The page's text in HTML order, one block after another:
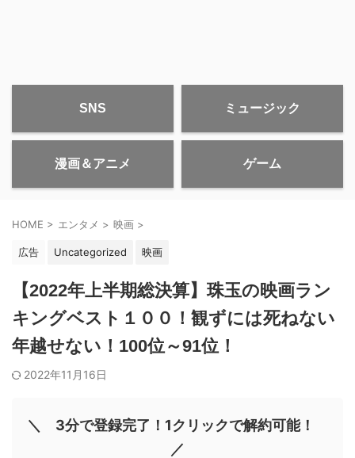
SNS ミュージック
漫画＆アニメ ゲーム
HOME > エンタメ > 映画 >
広告 Uncategorized 映画
【2022年上半期総決算】珠玉の映画ラン
キングベスト１００！観ずには死ねない
年越せない！100位～91位！
2022年11月16日
＼ 3分で登録完了！1クリックで解約可能！
／